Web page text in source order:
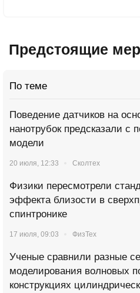
Предстоящие
По теме
Поведение датчиков на
нанотрубок предсказали с
модели
20 июля, 12:33 Сколтех
Физики пересмотрели
эффекта близости в
спинтронике
17 июля, 09:03 ФизТех
Ученые сравнили разные
моделирования волновых
конструкциях